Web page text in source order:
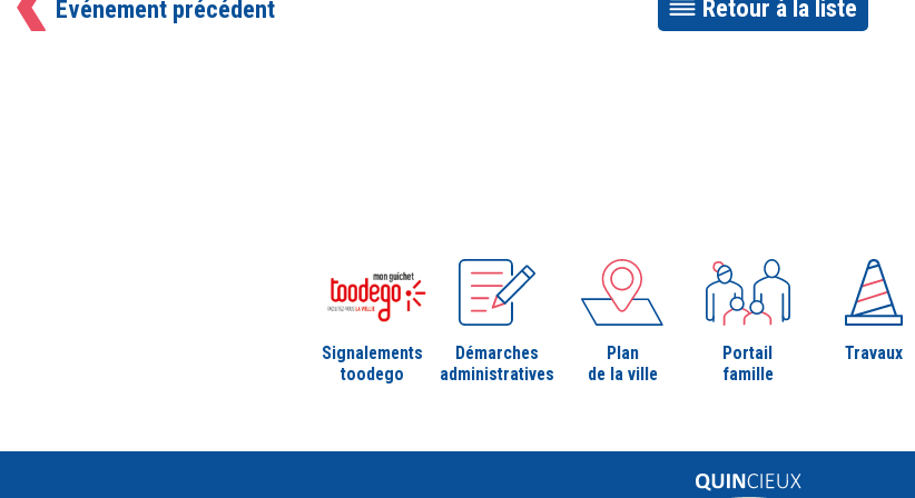
Événement précédent Retour à la liste
Signalements
toodego
Démarches
administratives
Plan
de la ville
Portail
famille
Travaux